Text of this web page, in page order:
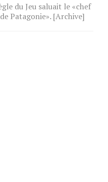
du Jeu saluait le «chef
Patagonie». [Archive]